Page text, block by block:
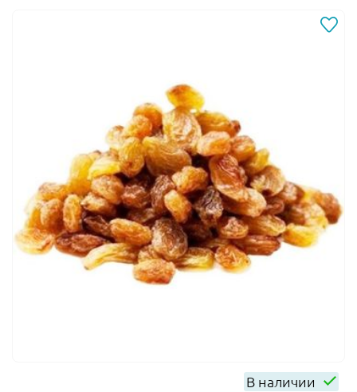
В наличии